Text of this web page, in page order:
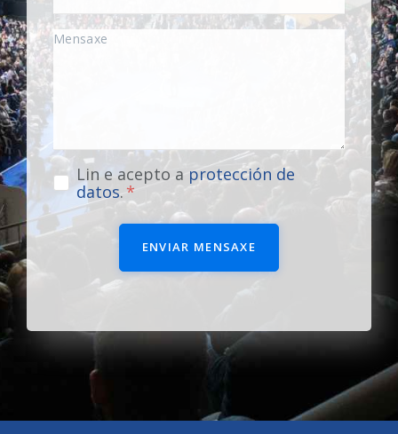
Lin e acepto a protección de
datos.
ENVIAR MENSAXE